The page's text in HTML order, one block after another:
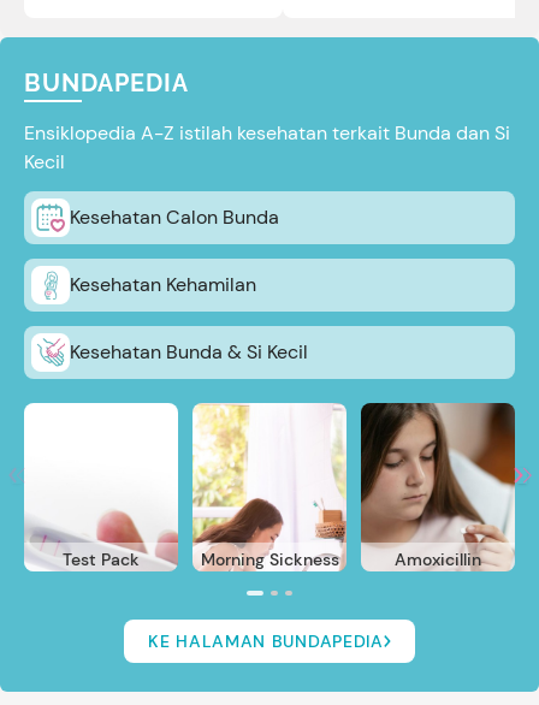
BUNDAPEDIA
Ensiklopedia A-Z istilah kesehatan terkait Bunda dan Si
Kecil
Kesehatan Calon Bunda
Kesehatan Kehamilan
Kesehatan Bunda & Si Kecil
Test Pack Morning Sickness Amoxicillin
KE HALAMAN BUNDAPEDIA